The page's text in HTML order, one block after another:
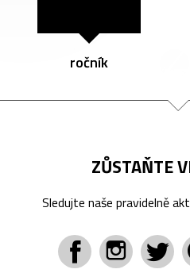
ročník
ZŮSTAŇTE
Sledujte naše pravidelně